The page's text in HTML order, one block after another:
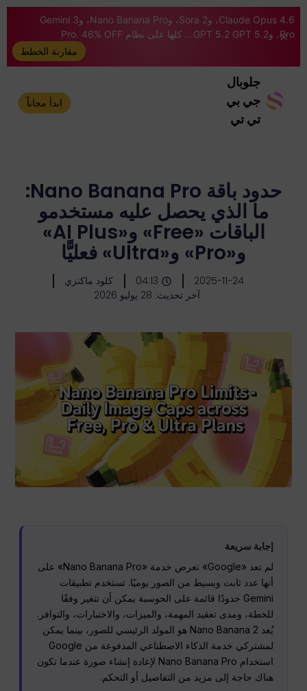
Claude Opus 4.6، وSora 2، وNano Banana Pro، وGemini 3
Pro، وGPT 5.2 GPT 5.2... كلها على نظام Pro. 46% OFF
مقارنة الخطط
جلوبال
جي بي
تي تي
ابدأ مجاناً
حدود باقة Nano Banana Pro:
ما الذي يحصل عليه مستخدمو
الباقات «Free» و«AI Plus»
و«Pro» و«Ultra» فعليًّا
2025-11-24
04:13
كلود ماكنزي
آخر تحديث: 28 يوليو 2026
إجابة سريعة
لم تعد «Google» تعرض خدمة «Nano Banana Pro» على
أنها عدد ثابت وبسيط من الصور يوميًا. تستخدم تطبيقات
Gemini حدودًا قائمة على الحوسبة يمكن أن تتغير وفقًا
للخطة، ومدى تعقيد المهمة، والميزات، والاختبارات، والتوافر.
يُعد Nano Banana 2 هو المولد الرئيسي للصور، بينما يمكن
لمشتركي خدمة الذكاء الاصطناعي المدفوعة من Google
استخدام Nano Banana Pro لإعادة إنشاء صورة عندما تكون
هناك حاجة إلى مزيد من التفاصيل أو التحكم.